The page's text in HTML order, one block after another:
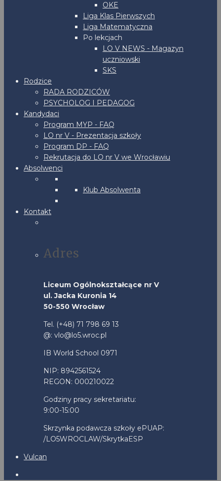
OKE
Liga Klas Pierwszych
Liga Matematyczna
Po lekcjach
LO V NEWS - Magazyn
uczniowski
SKS
Rodzice
RADA RODZICÓW
PSYCHOLOG I PEDAGOG
Kandydaci
Program MYP - FAQ
LO nr V - Prezentacja szkoły
Program DP - FAQ
Rekrutacja do LO nr V we Wrocławiu
Absolwenci
Klub Absolwenta
Kontakt
Adres
Liceum Ogólnokształcące nr V
ul. Jacka Kuronia 14
50-550 Wrocław
Tel. (+48) 71 798 69 13
@: vlo@lo5.wroc.pl
IB World School 0971
NIP: 8942561524
REGON: 000210022
Godziny pracy sekretariatu:
9:00-15:00
Skrzynka podawcza szkoły ePUAP:
/LO5WROCLAW/SkrytkaESP
Vulcan